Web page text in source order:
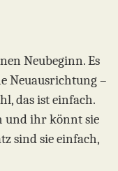
Neubeginn. Es
Neuausrichtung –
das ist einfach.
und ihr könnt sie
sind sie einfach,